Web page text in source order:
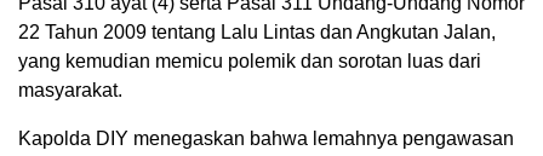
22 Tahun 2009 tentang Lalu Lintas dan Angkutan Jalan,
yang kemudian memicu polemik dan sorotan luas dari
masyarakat.
Kapolda DIY menegaskan bahwa lemahnya pengawasan